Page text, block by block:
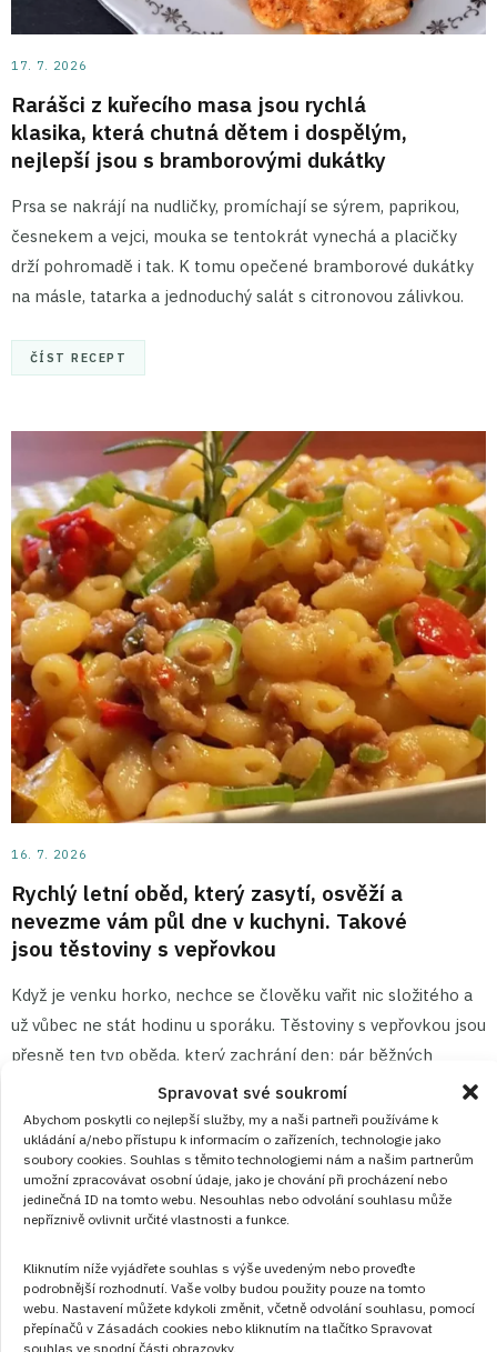
Spravovat své soukromí
Abychom poskytli co nejlepší služby, my a naši partneři používáme k
ukládání a/nebo přístupu k informacím o zařízeních, technologie jako
soubory cookies. Souhlas s těmito technologiemi nám a našim partnerům
umožní zpracovávat osobní údaje, jako je chování při procházení nebo
jedinečná ID na tomto webu. Nesouhlas nebo odvolání souhlasu může
nepříznivě ovlivnit určité vlastnosti a funkce.
Kliknutím níže vyjádřete souhlas s výše uvedeným nebo proveďte
podrobnější rozhodnutí. Vaše volby budou použity pouze na tomto
webu. Nastavení můžete kdykoli změnit, včetně odvolání souhlasu, pomocí
přepínačů v Zásadách cookies nebo kliknutím na tlačítko Spravovat
souhlas ve spodní části obrazovky.
17. 7. 2026
Rarášci z kuřecího masa jsou rychlá
klasika, která chutná dětem i dospělým,
nejlepší jsou s bramborovými dukátky
Prsa se nakrájí na nudličky, promíchají se sýrem, paprikou,
česnekem a vejci, mouka se tentokrát vynechá a placičky
drží pohromadě i tak. K tomu opečené bramborové dukátky
na másle, tatarka a jednoduchý salát s citronovou zálivkou.
ČÍST RECEPT
16. 7. 2026
Rychlý letní oběd, který zasytí, osvěží a
nevezme vám půl dne v kuchyni. Takové
jsou těstoviny s vepřovkou
Když je venku horko, nechce se člověku vařit nic složitého a
už vůbec ne stát hodinu u sporáku. Těstoviny s vepřovkou jsou
přesně ten typ oběda, který zachrání den: pár běžných
surovin, jedna pánev, hrnec na těstoviny a za chvíli je hotovo.
ČÍST RECEPT